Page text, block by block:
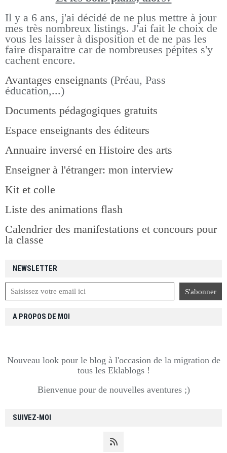
NEWSLETTER
SUIVEZ-MOI
Il y a 6 ans, j'ai décidé de ne plus mettre à jour
mes très nombreux listings. J'ai fait le choix de
vous les laisser à disposition et de ne pas les
faire disparaitre car de nombreuses pépites s'y
cachent encore.
Avantages enseignants (Préau, Pass
éducation,...)
Documents pédagogiques gratuits
Espace enseignants des éditeurs
Annuaire inversé en Histoire des arts
Enseigner à l'étranger: mon interview
Kit et colle
Liste des animations flash
Calendrier des manifestations et concours pour
la classe
A PROPOS DE MOI
Nouveau look pour le blog à l'occasion de la migration de
tous les Eklablogs !
Bienvenue pour de nouvelles aventures ;)